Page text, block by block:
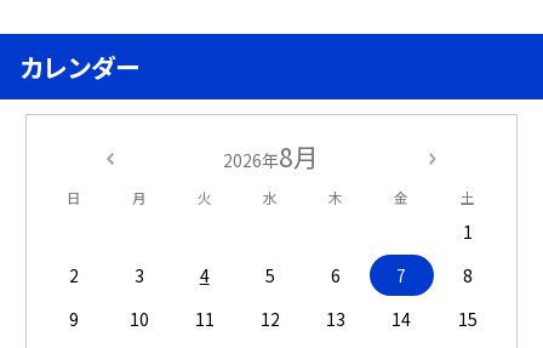
カレンダー
2026年8月
日 月 火 水 木 金 土
1
2
3 4 5 6 7
8
9
10 11 12 13 14
15